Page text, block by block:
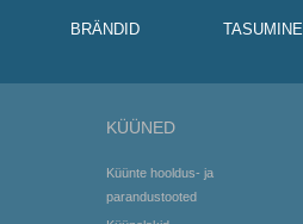
BRÄNDID TASUMINE
KÜÜNED
Küünte hooldus- ja
parandustooted